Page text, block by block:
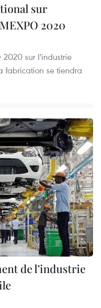
sur
2020
2020 sur l'industrie
fabrication se tiendra
de l’industrie